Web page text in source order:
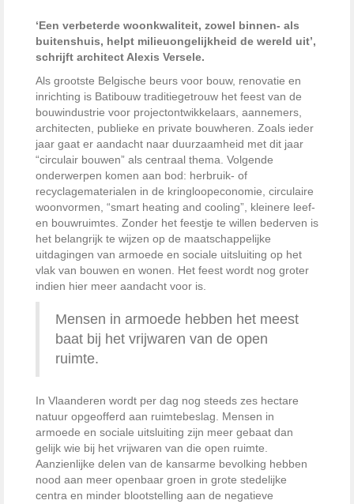
‘Een verbeterde woonkwaliteit, zowel binnen- als
buitenshuis, helpt milieuongelijkheid de wereld uit’,
schrijft architect Alexis Versele.
Als grootste Belgische beurs voor bouw, renovatie en
inrichting is Batibouw traditiegetrouw het feest van de
bouwindustrie voor projectontwikkelaars, aannemers,
architecten, publieke en private bouwheren. Zoals ieder
jaar gaat er aandacht naar duurzaamheid met dit jaar
“circulair bouwen” als centraal thema. Volgende
onderwerpen komen aan bod: herbruik- of
recyclagematerialen in de kringloopeconomie, circulaire
woonvormen, “smart heating and cooling”, kleinere leef-
en bouwruimtes. Zonder het feestje te willen bederven is
het belangrijk te wijzen op de maatschappelijke
uitdagingen van armoede en sociale uitsluiting op het
vlak van bouwen en wonen. Het feest wordt nog groter
indien hier meer aandacht voor is.
Mensen in armoede hebben het meest
baat bij het vrijwaren van de open
ruimte.
In Vlaanderen wordt per dag nog steeds zes hectare
natuur opgeofferd aan ruimtebeslag. Mensen in
armoede en sociale uitsluiting zijn meer gebaat dan
gelijk wie bij het vrijwaren van die open ruimte.
Aanzienlijke delen van de kansarme bevolking hebben
nood aan meer openbaar groen in grote stedelijke
centra en minder blootstelling aan de negatieve